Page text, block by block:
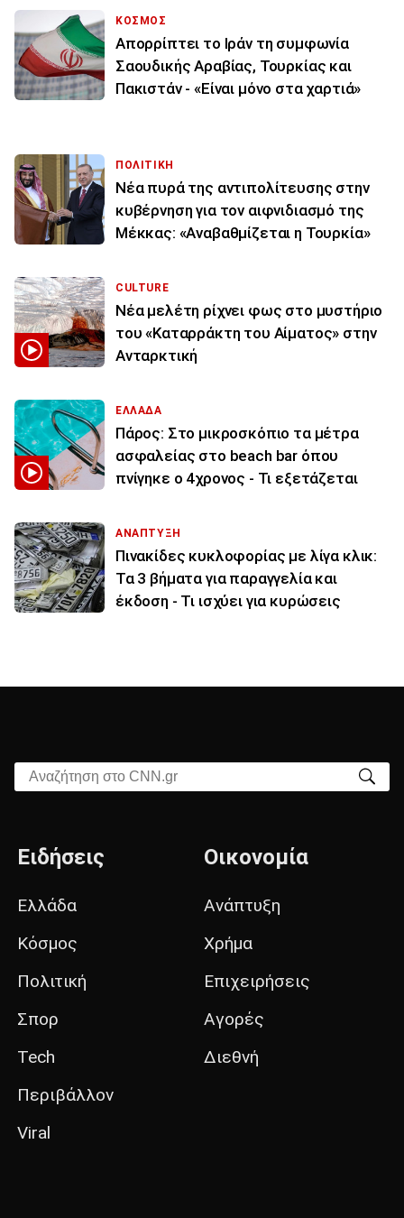
ΚΟΣΜΟΣ
Απορρίπτει το Ιράν τη συμφωνία
Σαουδικής Αραβίας, Τουρκίας και
Πακιστάν - «Είναι μόνο στα χαρτιά»
ΠΟΛΙΤΙΚΗ
Νέα πυρά της αντιπολίτευσης στην
κυβέρνηση για τον αιφνιδιασμό της
Μέκκας: «Αναβαθμίζεται η Τουρκία»
CULTURE
Νέα μελέτη ρίχνει φως στο μυστήριο
του «Καταρράκτη του Αίματος» στην
Ανταρκτική
ΕΛΛΑΔΑ
Πάρος: Στο μικροσκόπιο τα μέτρα
ασφαλείας στο beach bar όπου
πνίγηκε ο 4χρονος - Τι εξετάζεται
ΑΝΑΠΤΥΞΗ
Πινακίδες κυκλοφορίας με λίγα κλικ:
Τα 3 βήματα για παραγγελία και
έκδοση - Τι ισχύει για κυρώσεις
Αναζήτηση στο CNN.gr
Ειδήσεις
Ελλάδα
Κόσμος
Πολιτική
Σπορ
Tech
Περιβάλλον
Viral
Οικονομία
Ανάπτυξη
Χρήμα
Επιχειρήσεις
Αγορές
Διεθνή